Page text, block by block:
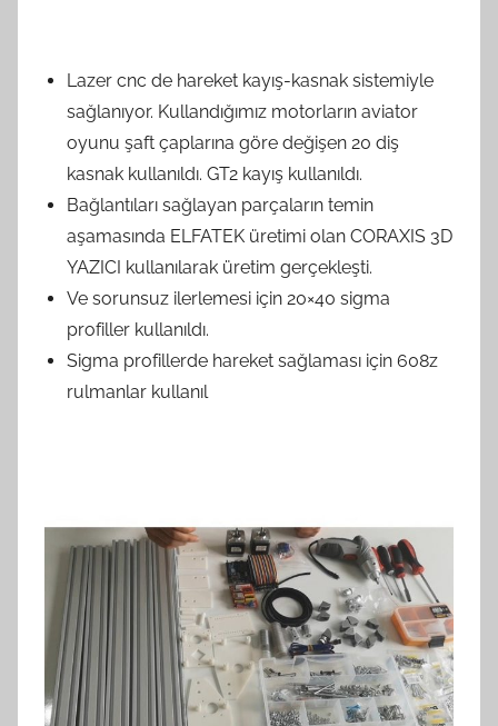
Lazer cnc de hareket kayış-kasnak sistemiyle
sağlanıyor. Kullandığımız motorların aviator
oyunu şaft çaplarına göre değişen 20 diş
kasnak kullanıldı. GT2 kayış kullanıldı.
Bağlantıları sağlayan parçaların temin
aşamasında ELFATEK üretimi olan CORAXIS 3D
YAZICI kullanılarak üretim gerçekleşti.
Ve sorunsuz ilerlemesi için 20×40 sigma
profiller kullanıldı.
Sigma profillerde hareket sağlaması için 608z
rulmanlar kullanıl